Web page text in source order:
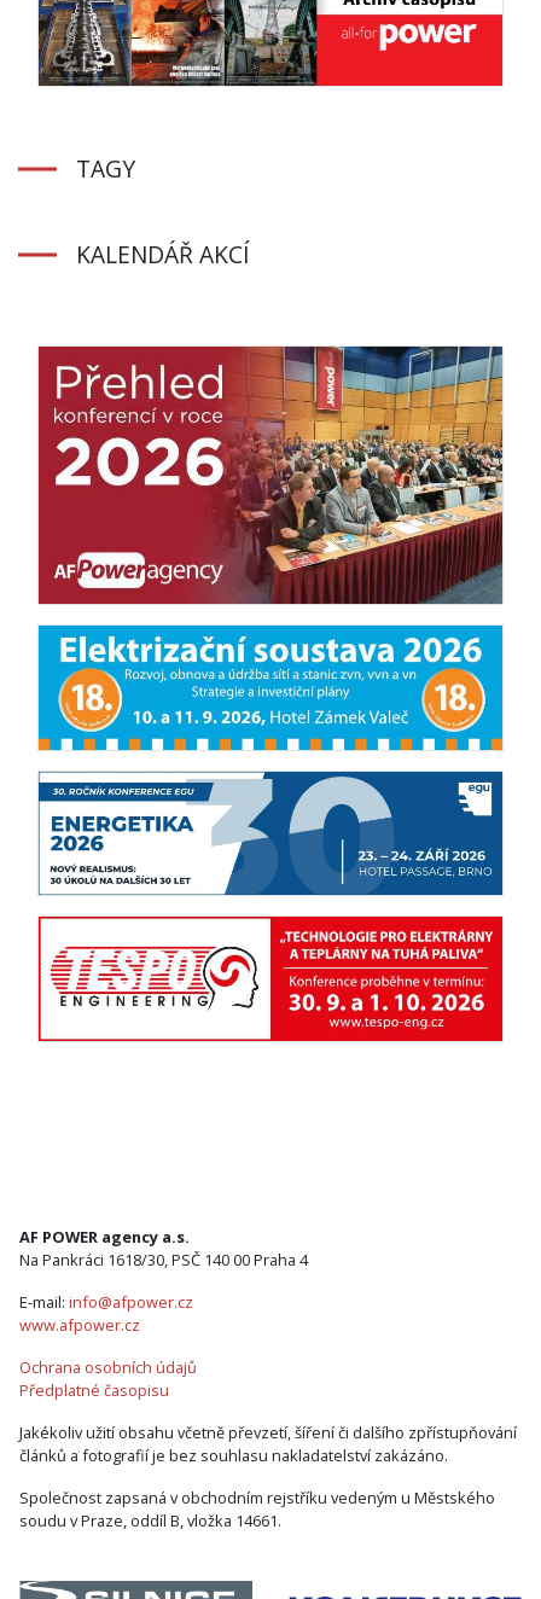
TAGY
KALENDÁŘ AKCÍ
AF POWER agency a.s.
Na Pankráci 1618/30, PSČ 140 00 Praha 4
E-mail: info@afpower.cz
www.afpower.cz
Ochrana osobních údajů
Předplatné časopisu
Jakékoliv užití obsahu včetně převzetí, šíření či dalšího zpřístupňování
článků a fotografií je bez souhlasu nakladatelství zakázáno.
Společnost zapsaná v obchodním rejstříku vedeným u Městského
soudu v Praze, oddíl B, vložka 14661.